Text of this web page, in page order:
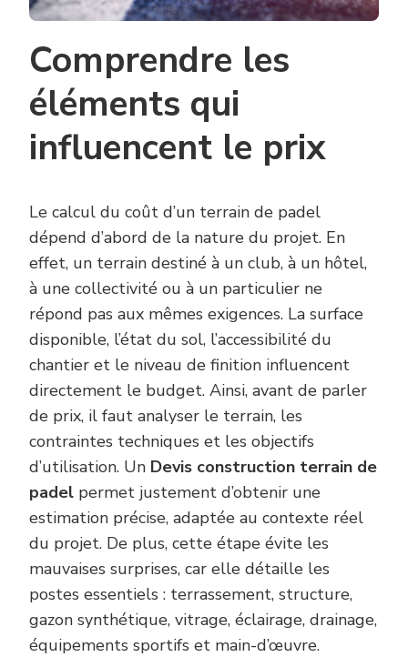
Comprendre les
éléments qui
influencent le prix
Le calcul du coût d’un terrain de padel
dépend d’abord de la nature du projet. En
effet, un terrain destiné à un club, à un hôtel,
à une collectivité ou à un particulier ne
répond pas aux mêmes exigences. La surface
disponible, l’état du sol, l’accessibilité du
chantier et le niveau de finition influencent
directement le budget. Ainsi, avant de parler
de prix, il faut analyser le terrain, les
contraintes techniques et les objectifs
d’utilisation. Un Devis construction terrain de
padel permet justement d’obtenir une
estimation précise, adaptée au contexte réel
du projet. De plus, cette étape évite les
mauvaises surprises, car elle détaille les
postes essentiels : terrassement, structure,
gazon synthétique, vitrage, éclairage, drainage,
équipements sportifs et main-d’œuvre.